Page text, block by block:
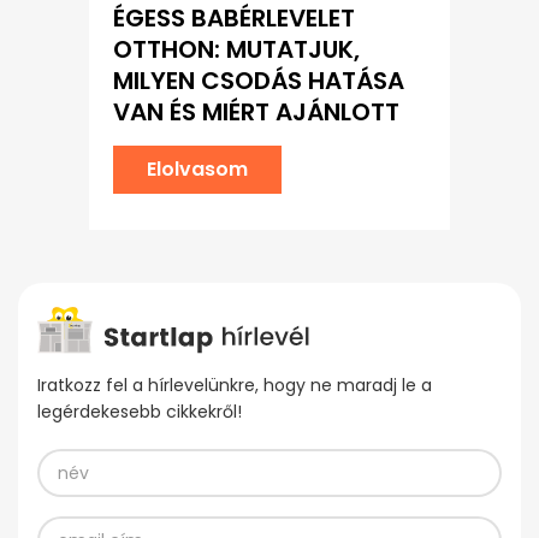
ÉGESS BABÉRLEVELET
OTTHON: MUTATJUK,
MILYEN CSODÁS HATÁSA
VAN ÉS MIÉRT AJÁNLOTT
Elolvasom
Iratkozz fel a hírlevelünkre, hogy ne maradj le a
legérdekesebb cikkekről!